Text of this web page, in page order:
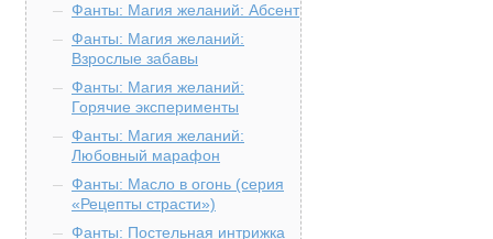
Фанты: Магия желаний: Абсент
Фанты: Магия желаний:
Взрослые забавы
Фанты: Магия желаний:
Горячие эксперименты
Фанты: Магия желаний:
Любовный марафон
Фанты: Масло в огонь (серия
«Рецепты страсти»)
Фанты: Постельная интрижка